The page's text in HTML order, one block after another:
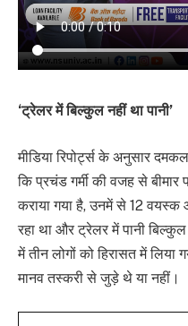
‘ट्रेलर में बिल्कुल नहीं था पानी’
मीडिया रिपोर्ट्स के अनुसार
कि प्रचंड गर्मी की वजह से बीमार
कराया गया है, उनमें से 12 वयस्क
रहा था और ट्रेलर में पानी
में तीन लोगों को हिरासत में लिया
मानव तस्करी से जुड़े थे या नहीं।